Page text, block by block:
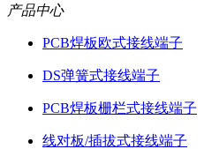
产品中心
PCB焊板欧式接线端子
DS弹簧式接线端子
PCB焊板栅栏式接线端子
线对板/插拔式接线端子